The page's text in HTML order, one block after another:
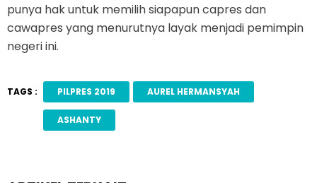
punya hak untuk memilih siapapun capres dan
cawapres yang menurutnya layak menjadi pemimpin
negeri ini.
TAGS : PILPRES 2019 AUREL HERMANSYAH
ASHANTY